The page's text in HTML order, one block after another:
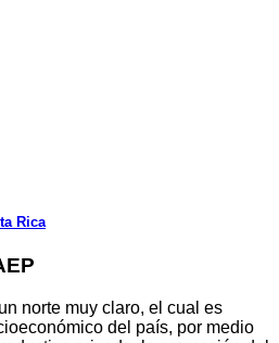
Rica
norte muy claro, el cual es
del país, por medio